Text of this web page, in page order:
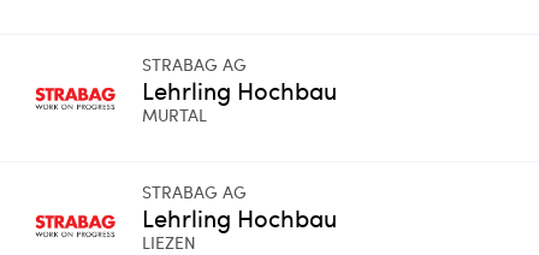
STRABAG AG
Lehrling Hochbau
MURTAL
STRABAG AG
Lehrling Hochbau
LIEZEN